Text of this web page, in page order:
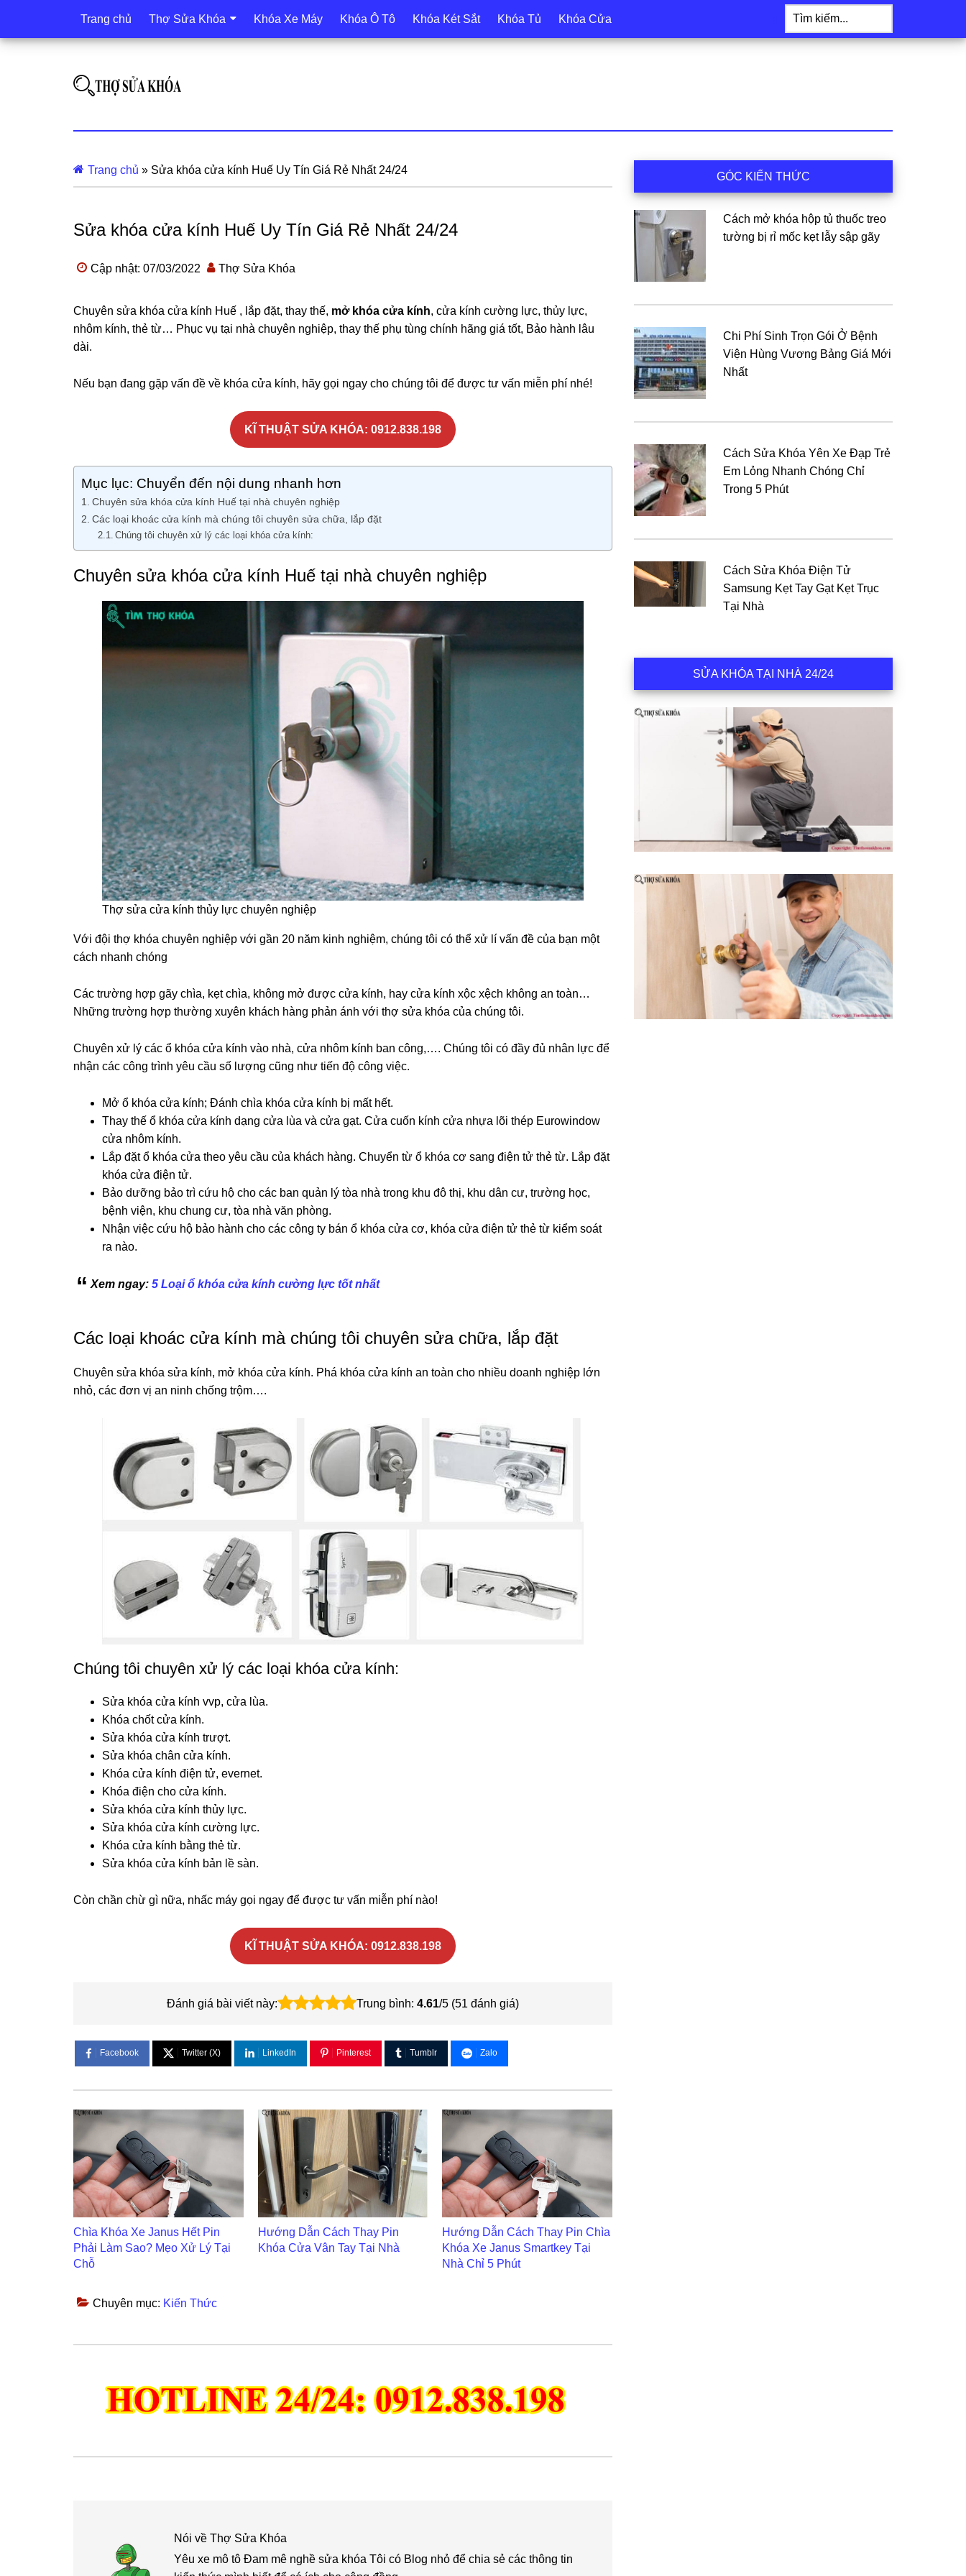
Trang chủ Thợ Sửa Khóa Khóa Xe Máy Khóa Ô Tô Khóa Két Sắt Khóa Tủ Khóa Cửa
Tìm
kiếm...
Trang chủ » Sửa khóa cửa kính Huế Uy Tín Giá Rẻ Nhất 24/24
Sửa khóa cửa kính Huế Uy Tín Giá Rẻ Nhất 24/24
Cập nhật: 07/03/2022 Thợ Sửa Khóa
Chuyên sửa khóa cửa kính Huế , lắp đặt, thay thế, mở khóa cửa kính, cửa kính cường lực, thủy lực,
nhôm kính, thẻ từ… Phục vụ tại nhà chuyên nghiệp, thay thế phụ tùng chính hãng giá tốt, Bảo hành lâu
dài.
Nếu bạn đang gặp vấn đề về khóa cửa kính, hãy gọi ngay cho chúng tôi để được tư vấn miễn phí nhé!
KĨ THUẬT SỬA KHÓA: 0912.838.198
Mục lục: Chuyển đến nội dung nhanh hơn
Chuyên sửa khóa cửa kính Huế tại nhà chuyên nghiệp
Các loại khoác cửa kính mà chúng tôi chuyên sửa chữa, lắp đặt
Chúng tôi chuyên xử lý các loại khóa cửa kính:
Chuyên sửa khóa cửa kính Huế tại nhà chuyên nghiệp
Thợ sửa cửa kính thủy lực chuyên nghiệp
Với đội thợ khóa chuyên nghiệp với gần 20 năm kinh nghiệm, chúng tôi có thể xử lí vấn đề của bạn một
cách nhanh chóng
Các trường hợp gãy chìa, kẹt chìa, không mở được cửa kính, hay cửa kính xộc xệch không an toàn…
Những trường hợp thường xuyên khách hàng phản ánh với thợ sửa khóa của chúng tôi.
Chuyên xử lý các ổ khóa cửa kính vào nhà, cửa nhôm kính ban công,…. Chúng tôi có đầy đủ nhân lực để
nhận các công trình yêu cầu số lượng cũng như tiến độ công việc.
Mở ổ khóa cửa kính; Đánh chìa khóa cửa kính bị mất hết.
Thay thế ổ khóa cửa kính dạng cửa lùa và cửa gạt. Cửa cuốn kính cửa nhựa lõi thép Eurowindow
cửa nhôm kính.
Lắp đặt ổ khóa cửa theo yêu cầu của khách hàng. Chuyển từ ổ khóa cơ sang điện tử thẻ từ. Lắp đặt
khóa cửa điện tử.
Bảo dưỡng bảo trì cứu hộ cho các ban quản lý tòa nhà trong khu đô thị, khu dân cư, trường học,
bệnh viện, khu chung cư, tòa nhà văn phòng.
Nhận việc cứu hộ bảo hành cho các công ty bán ổ khóa cửa cơ, khóa cửa điện tử thẻ từ kiểm soát
ra nào.
Xem ngay: 5 Loại ổ khóa cửa kính cường lực tốt nhất
Các loại khoác cửa kính mà chúng tôi chuyên sửa chữa, lắp đặt
Chuyên sửa khóa sửa kính, mở khóa cửa kính. Phá khóa cửa kính an toàn cho nhiều doanh nghiệp lớn
nhỏ, các đơn vị an ninh chống trộm….
Chúng tôi chuyên xử lý các loại khóa cửa kính:
Sửa khóa cửa kính vvp, cửa lùa.
Khóa chốt cửa kính.
Sửa khóa cửa kính trượt.
Sửa khóa chân cửa kính.
Khóa cửa kính điện tử, evernet.
Khóa điện cho cửa kính.
Sửa khóa cửa kính thủy lực.
Sửa khóa cửa kính cường lực.
Khóa cửa kính bằng thẻ từ.
Sửa khóa cửa kính bản lề sàn.
Còn chần chừ gì nữa, nhấc máy gọi ngay để được tư vấn miễn phí nào!
KĨ THUẬT SỬA KHÓA: 0912.838.198
Đánh giá bài viết này: Trung bình: 4.61/5 (51 đánh giá)
Facebook Twitter (X) LinkedIn Pinterest Tumblr Zalo
Chìa Khóa Xe Janus Hết Pin
Phải Làm Sao? Mẹo Xử Lý Tại
Chỗ
Hướng Dẫn Cách Thay Pin
Khóa Cửa Vân Tay Tại Nhà
Hướng Dẫn Cách Thay Pin Chìa
Khóa Xe Janus Smartkey Tại
Nhà Chỉ 5 Phút
Chuyên mục: Kiến Thức
Nói về Thợ Sửa Khóa
Yêu xe mô tô Đam mê nghề sửa khóa Tôi có Blog nhỏ để chia sẻ các thông tin
chính
GÓC KIẾN THỨC
Cách mở khóa hộp tủ thuốc treo
tường bị rỉ mốc kẹt lẫy sập gãy
Chi Phí Sinh Trọn Gói Ở Bệnh
Viện Hùng Vương Bảng Giá Mới
Nhất
Cách Sửa Khóa Yên Xe Đạp Trẻ
Em Lỏng Nhanh Chóng Chỉ
Trong 5 Phút
Cách Sửa Khóa Điện Tử
Samsung Kẹt Tay Gạt Kẹt Trục
Tại Nhà
SỬA KHÓA TẠI NHÀ 24/24